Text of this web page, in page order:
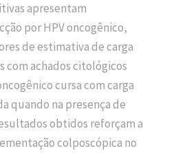
apresentam
por HPV oncogênico,
de estimativa de carga
com achados citológicos
cursa com carga
quando na presença de
obtidos reforçam a
colposcópica no